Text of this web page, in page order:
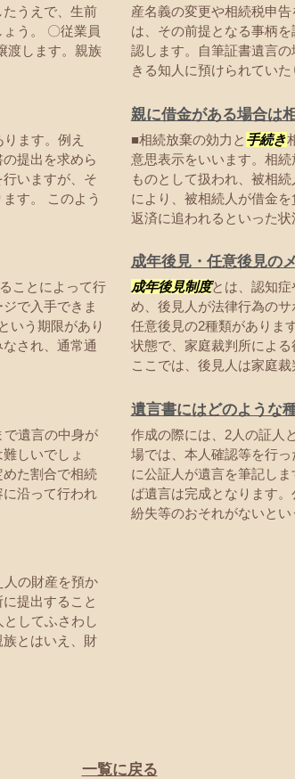
うえで、生前
う。 〇従業員
渡します。親族
産名義の変更や相続税申
は、その前提となる事柄
認します。自筆証書遺言
きる知人に預けられていた
ます。例え
提出を求めら
いますが、そ
す。 このよう
親に借金がある場合は
■相続放棄の効力と 手続き
意思表示をいいます。相
ものとして扱われ、被相
により、被相続人が借金
返済に追われるといった状
ことによって行
で入手できま
いう期限があり
され、通常通
成年後見・任意後見の
成年後見制度とは、認知
め、後見人が法律行為の
任意後見の2種類がありま
状態で、家庭裁判所による
ここでは、後見人は家庭裁
で遺言の中身が
しいでしょ
た割合で相続
沿って行われ
遺言書にはどのような
作成の際には、2人の証人
場では、本人確認等を行
に公証人が遺言を筆記し
ば遺言は完成となります
紛失等のおそれがないとい
人の財産を預か
提出すること
してふさわし
とはいえ、財
一覧に戻る